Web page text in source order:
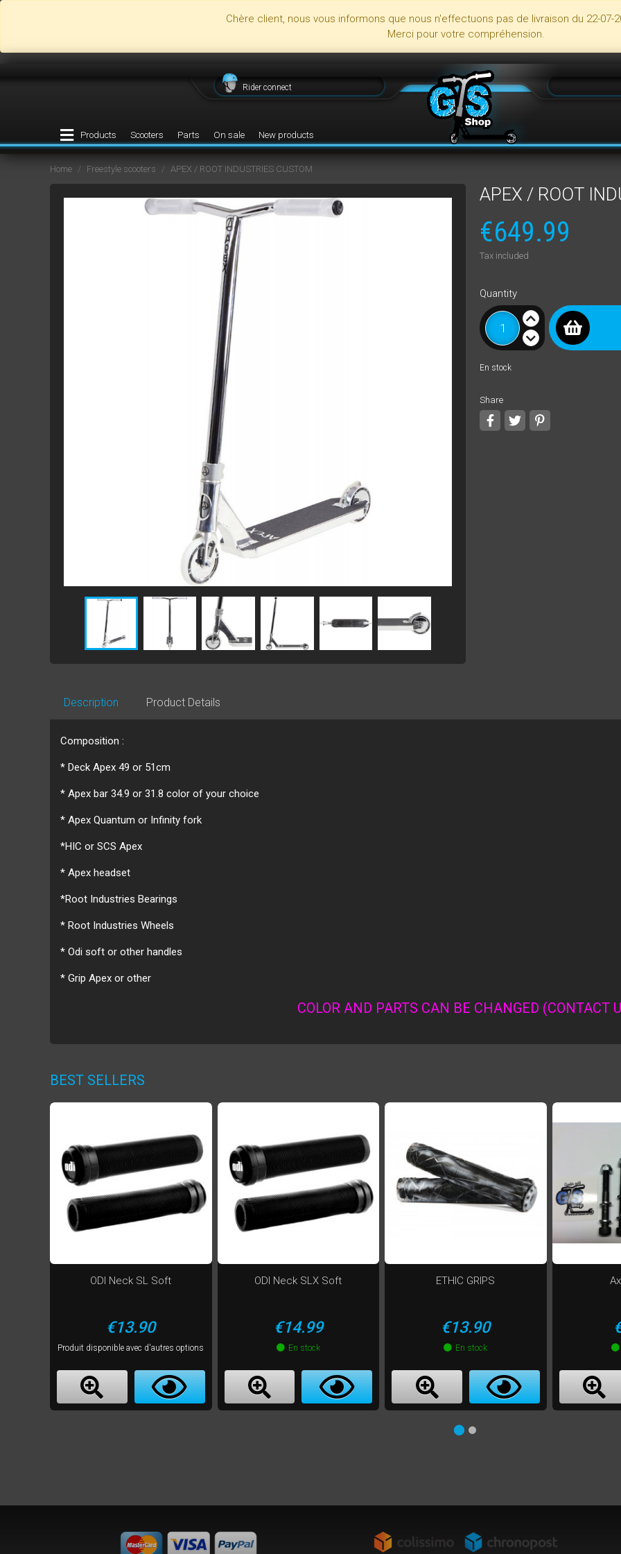
Chère client, nous vous informons que nous n'effectuons pas de livraison du 22-07-
Merci pour votre compréhension.
Rider connect
Products Scooters Parts On sale New products
Home Freestyle scooters APEX / ROOT INDUSTRIES CUSTOM
APEX / ROOT
€649.99
Tax included
Quantity
En stock
Share
Description Product Details
Composition :
* Deck Apex 49 or 51cm
* Apex bar 34.9 or 31.8 color of your choice
* Apex Quantum or Infinity fork
*HIC or SCS Apex
* Apex headset
*Root Industries Bearings
* Root Industries Wheels
* Odi soft or other handles
* Grip Apex or other
COLOR AND PARTS CAN BE CHANGED (CONTACT
BEST SELLERS
ODI Neck SL Soft
Price
€13.90
Produit disponible avec d'autres options
ODI Neck SLX Soft
Price
€14.99
En stock
ETHIC GRIPS
Price
€13.90
En stock